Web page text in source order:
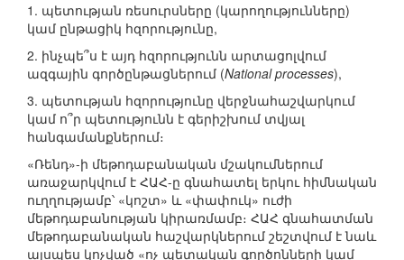
1. պետության ռեսուրսները (կարողությունները)
կամ ընթացիկ հզորությունը,
2. ինչպե՞ս է այդ հզորությունն արտացոլվում
ազգային գործընթացներում (National processes),
3. պետության հզորությունը վերջնահաշվարկում
կամ ո՞ր պետությունն է գերիշխում տվյալ
հանգամանքներում։
«Ռենդ»-ի մեթոդաբանական մշակումներում
առաջարկվում է ՀԱՀ-ը գնահատել երկու հիմնական
ուղղությամբ՝ «կոշտ» և «փափուկ» ուժի
մեթոդաբանության կիրառմամբ։ ՀԱՀ գնահատման
մեթոդաբանական հաշվարկներում շեշտվում է նաև
այսպես կոչված «ոչ պետական գործոնների կամ